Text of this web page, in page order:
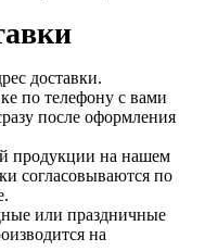
доставки.
по телефону с вами
после оформления
продукции на нашем
согласовываются по
или праздничные
на